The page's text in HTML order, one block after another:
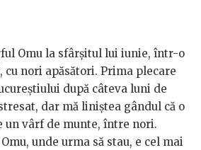
Omu la sfârșitul lui iunie, într-o
cu nori apăsători. Prima plecare
după câteva luni de
dar mă liniștea gândul că o
un vârf de munte, între nori.
unde urma să stau, e cel mai